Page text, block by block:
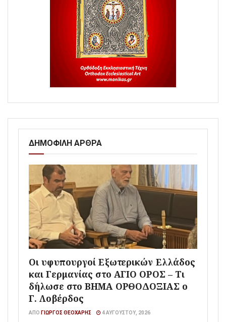
ΔΗΜΟΦΙΛΗ ΑΡΘΡΑ
Οι υφυπουργοί Εξωτερικών Ελλάδος
και Γερμανίας στο ΑΓΙΟ ΟΡΟΣ – Τι
δήλωσε στο ΒΗΜΑ ΟΡΘΟΔΟΞΙΑΣ ο
Γ. Λοβέρδος
ΑΠΌ ΓΙΏΡΓΟΣ ΘΕΟΧΆΡΗΣ 4 ΑΥΓΟΎΣΤΟΥ, 2026